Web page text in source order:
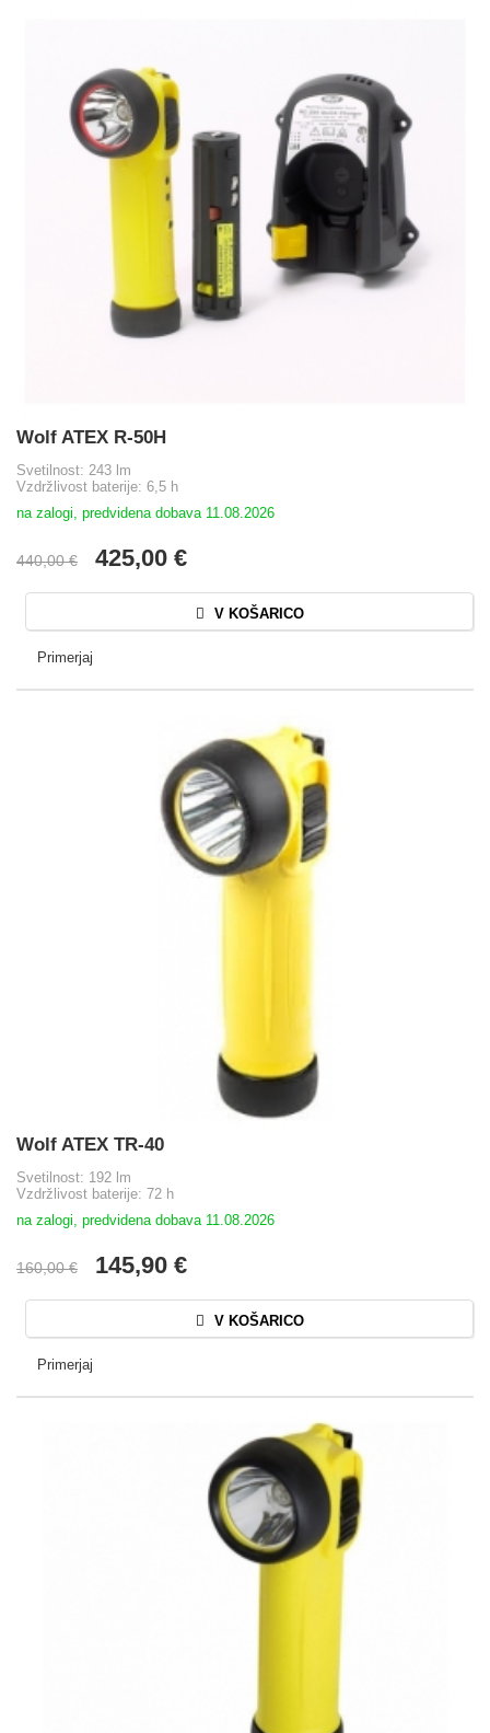
Wolf ATEX R-50H
Svetilnost: 243 lm
Vzdržlivost baterije: 6,5 h
na zalogi, predvidena dobava 11.08.2026
440,00 € 425,00 €
V KOŠARICO
Primerjaj
Wolf ATEX TR-40
Svetilnost: 192 lm
Vzdržlivost baterije: 72 h
na zalogi, predvidena dobava 11.08.2026
160,00 € 145,90 €
V KOŠARICO
Primerjaj